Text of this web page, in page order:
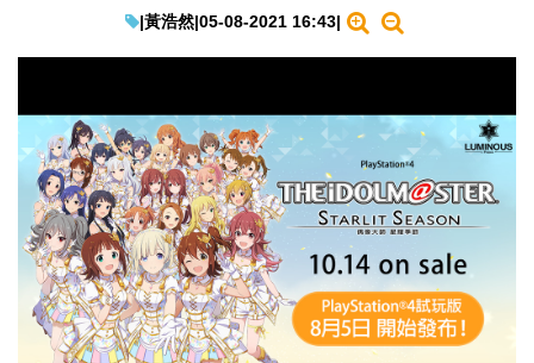
教學評測
IT Times
生成式AI與雲端應用
Enterprise Digital Transformation
特集
|黃浩然|05-08-2021 16:43|